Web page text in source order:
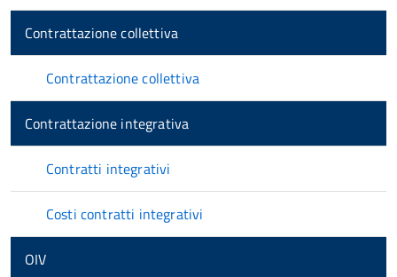
Contrattazione collettiva
Contrattazione collettiva
Contrattazione integrativa
Contratti integrativi
Costi contratti integrativi
OIV